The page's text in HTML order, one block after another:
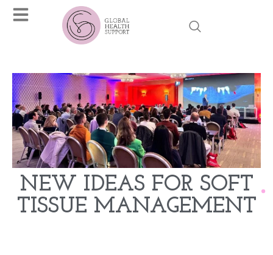
NEW IDEAS FOR SOFT
TISSUE MANAGEMENT